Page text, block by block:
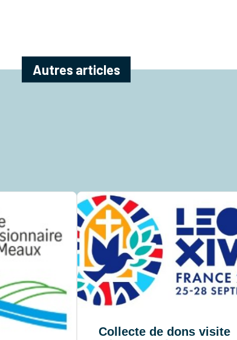
Autres articles
Collecte de dons visite